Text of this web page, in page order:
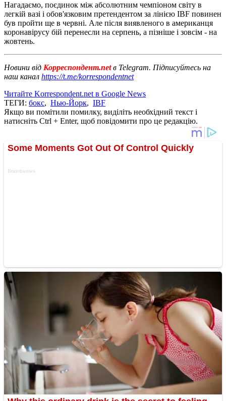
Нагадаємо, поєдинок між абсолютним чемпіоном світу в
легкій вазі і обов'язковим претендентом за лінією IBF повинен
був пройти ще в червні. Але після виявленого в американця
коронавірусу бій перенесли на серпень, а пізніше і зовсім - на
жовтень.
Новини від Корреспондент.netв Telegram. Підписуйтесь на
наш канал https://t.me/korrespondentnet
Читайте Korrespondent.net в Google News
ТЕГИ: бокс, Нью-Йорк, IBF
Якщо ви помітили помилку, виділіть необхідний текст і
натисніть Ctrl + Enter, щоб повідомити про це редакцію.